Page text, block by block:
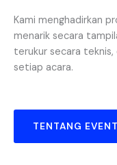
Kami menghadirkan
menarik secara
terukur secara teknis,
setiap acara.
TENTANG